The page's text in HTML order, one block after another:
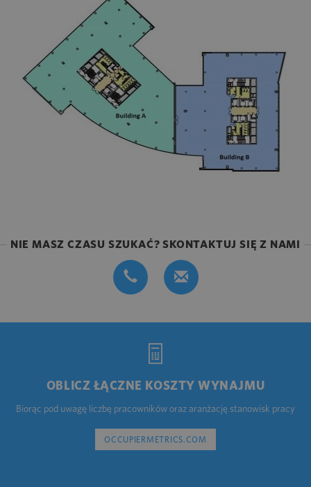
NIE MASZ CZASU SZUKAĆ? SKONTAKTUJ SIĘ Z NAMI
OBLICZ ŁĄCZNE KOSZTY WYNAJMU
Biorąc pod uwagę liczbę pracowników oraz aranżację stanowisk pracy
OCCUPIERMETRICS.COM